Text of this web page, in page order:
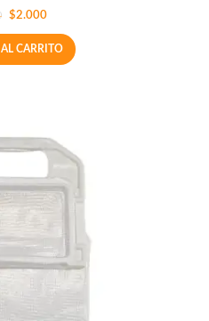
$2.000
CARRITO